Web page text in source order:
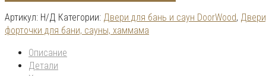
Артикул: Н/Д Категории: Двери для бань и саун DoorWood,
форточки для бани, сауны, хаммама
Описание
Детали